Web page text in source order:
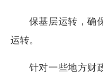
保基层运转，确
运转。
针对一些地方财